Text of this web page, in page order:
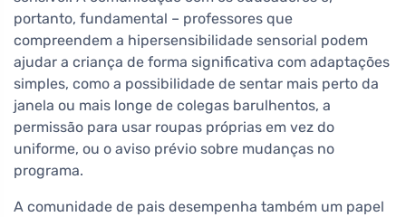
portanto, fundamental – professores que
compreendem a hipersensibilidade sensorial podem
ajudar a criança de forma significativa com adaptações
simples, como a possibilidade de sentar mais perto da
janela ou mais longe de colegas barulhentos, a
permissão para usar roupas próprias em vez do
uniforme, ou o aviso prévio sobre mudanças no
programa.
A comunidade de pais desempenha também um papel